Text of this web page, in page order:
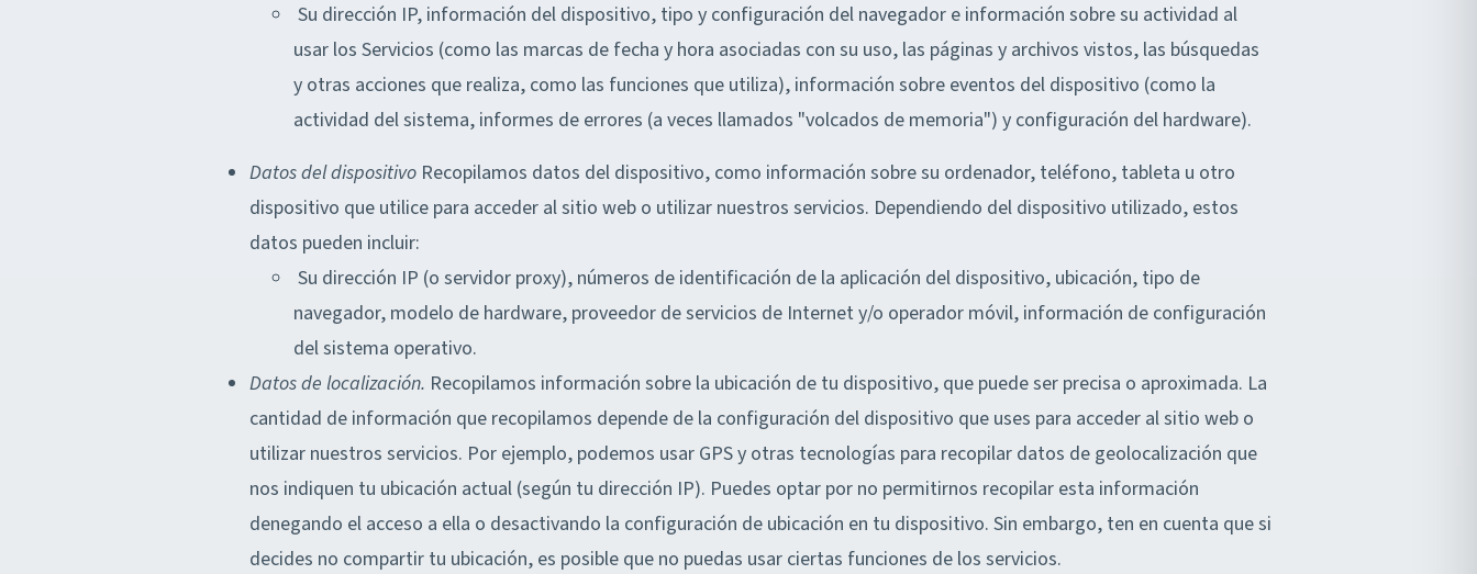
Su dirección IP, información del dispositivo, tipo y configuración del navegador e información sobre su actividad al
usar los Servicios (como las marcas de fecha y hora asociadas con su uso, las páginas y archivos vistos, las búsquedas
y otras acciones que realiza, como las funciones que utiliza), información sobre eventos del dispositivo (como la
actividad del sistema, informes de errores (a veces llamados "volcados de memoria") y configuración del hardware).
Datos del dispositivo Recopilamos datos del dispositivo, como información sobre su ordenador, teléfono, tableta u otro
dispositivo que utilice para acceder al sitio web o utilizar nuestros servicios. Dependiendo del dispositivo utilizado, estos
datos pueden incluir:
Su dirección IP (o servidor proxy), números de identificación de la aplicación del dispositivo, ubicación, tipo de
navegador, modelo de hardware, proveedor de servicios de Internet y/o operador móvil, información de configuración
del sistema operativo.
Datos de localización. Recopilamos información sobre la ubicación de tu dispositivo, que puede ser precisa o aproximada. La
cantidad de información que recopilamos depende de la configuración del dispositivo que uses para acceder al sitio web o
utilizar nuestros servicios. Por ejemplo, podemos usar GPS y otras tecnologías para recopilar datos de geolocalización que
nos indiquen tu ubicación actual (según tu dirección IP). Puedes optar por no permitirnos recopilar esta información
denegando el acceso a ella o desactivando la configuración de ubicación en tu dispositivo. Sin embargo, ten en cuenta que si
decides no compartir tu ubicación, es posible que no puedas usar ciertas funciones de los servicios.